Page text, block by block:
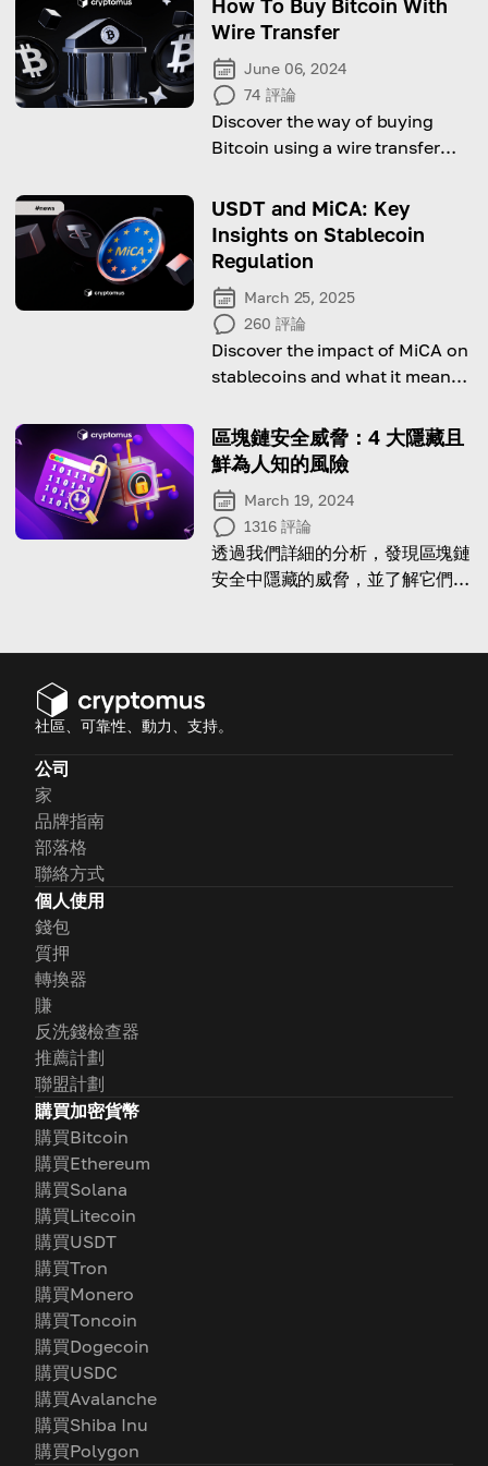
How To Buy Bitcoin With
Wire Transfer
June 06, 2024
74 評論
Discover the way of buying
Bitcoin using a wire transfer
USDT and MiCA: Key
Insights on Stablecoin
Regulation
March 25, 2025
260 評論
Discover the impact of MiCA on
stablecoins and what it means
區塊鏈安全威脅：4 大隱藏且
鮮為人知的風險
March 19, 2024
1316 評論
透過我們詳細的分析，發現區塊鏈
安全中隱藏的威脅，並了解它們是
社區、可靠性、動力、支持。
公司
家
品牌指南
部落格
聯絡方式
個人使用
錢包
質押
轉換器
賺
反洗錢檢查器
推薦計劃
聯盟計劃
購買加密貨幣
購買Bitcoin
購買Ethereum
購買Solana
購買Litecoin
購買USDT
購買Tron
購買Monero
購買Toncoin
購買Dogecoin
購買USDC
購買Avalanche
購買Shiba Inu
購買Polygon